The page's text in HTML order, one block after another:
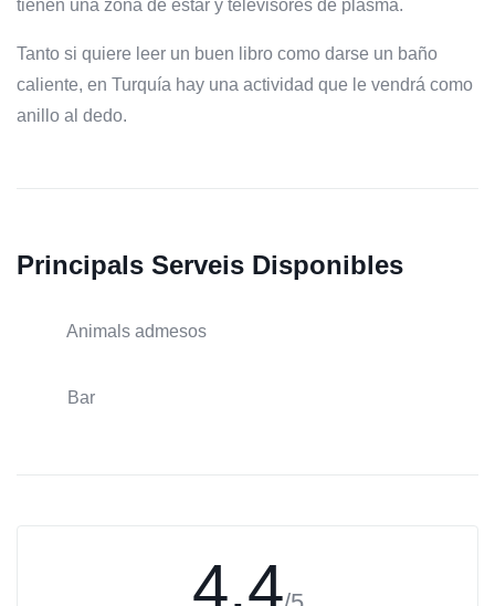
tienen una zona de estar y televisores de plasma.
Tanto si quiere leer un buen libro como darse un baño
caliente, en Turquía hay una actividad que le vendrá como
anillo al dedo.
Principals Serveis Disponibles
Animals admesos
Bar
4.4